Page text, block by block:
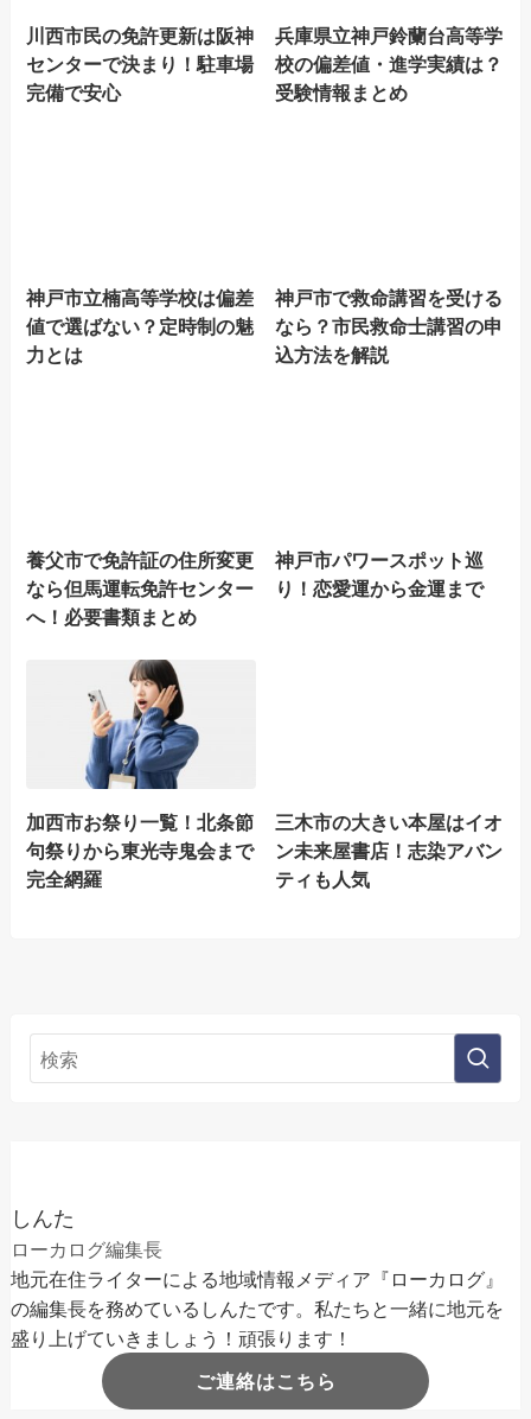
川西市民の免許更新は阪神
センターで決まり！駐車場
完備で安心
兵庫県立神戸鈴蘭台高等学
校の偏差値・進学実績は？
受験情報まとめ
神戸市立楠高等学校は偏差
値で選ばない？定時制の魅
力とは
神戸市で救命講習を受ける
なら？市民救命士講習の申
込方法を解説
養父市で免許証の住所変更
なら但馬運転免許センター
へ！必要書類まとめ
神戸市パワースポット巡
り！恋愛運から金運まで
加西市お祭り一覧！北条節
句祭りから東光寺鬼会まで
完全網羅
三木市の大きい本屋はイオ
ン未来屋書店！志染アバン
ティも人気
しんた
ローカログ編集長
地元在住ライターによる地域情報メディア『ローカログ』
の編集長を務めているしんたです。私たちと一緒に地元を
盛り上げていきましょう！頑張ります！
ご連絡はこちら